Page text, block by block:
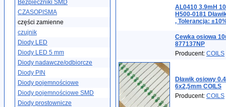
Bezpieczniki SMD
CZASOPISMA
części zamienne
czujnik
Diody LED
Diody LED 5 mm
Diody nadawcze/odbiorcze
Diody PIN
Diody pojemnościowe
Diody pojemnościowe SMD
Diody prostownicze
AL0410 3.9mH
H500-0181
, Tolerancja:
Cewka osiowa
877137NP
Producent: COILS
Dławik osiowy
6x2,5mm COILS
Producent: COILS